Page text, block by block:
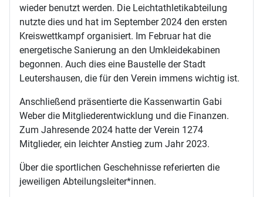
wieder benutzt werden. Die Leichtathletikabteilung
nutzte dies und hat im September 2024 den ersten
Kreiswettkampf organisiert. Im Februar hat die
energetische Sanierung an den Umkleidekabinen
begonnen. Auch dies eine Baustelle der Stadt
Leutershausen, die für den Verein immens wichtig ist.
Anschließend präsentierte die Kassenwartin Gabi
Weber die Mitgliederentwicklung und die Finanzen.
Zum Jahresende 2024 hatte der Verein 1274
Mitglieder, ein leichter Anstieg zum Jahr 2023.
Über die sportlichen Geschehnisse referierten die
jeweiligen Abteilungsleiter*innen.